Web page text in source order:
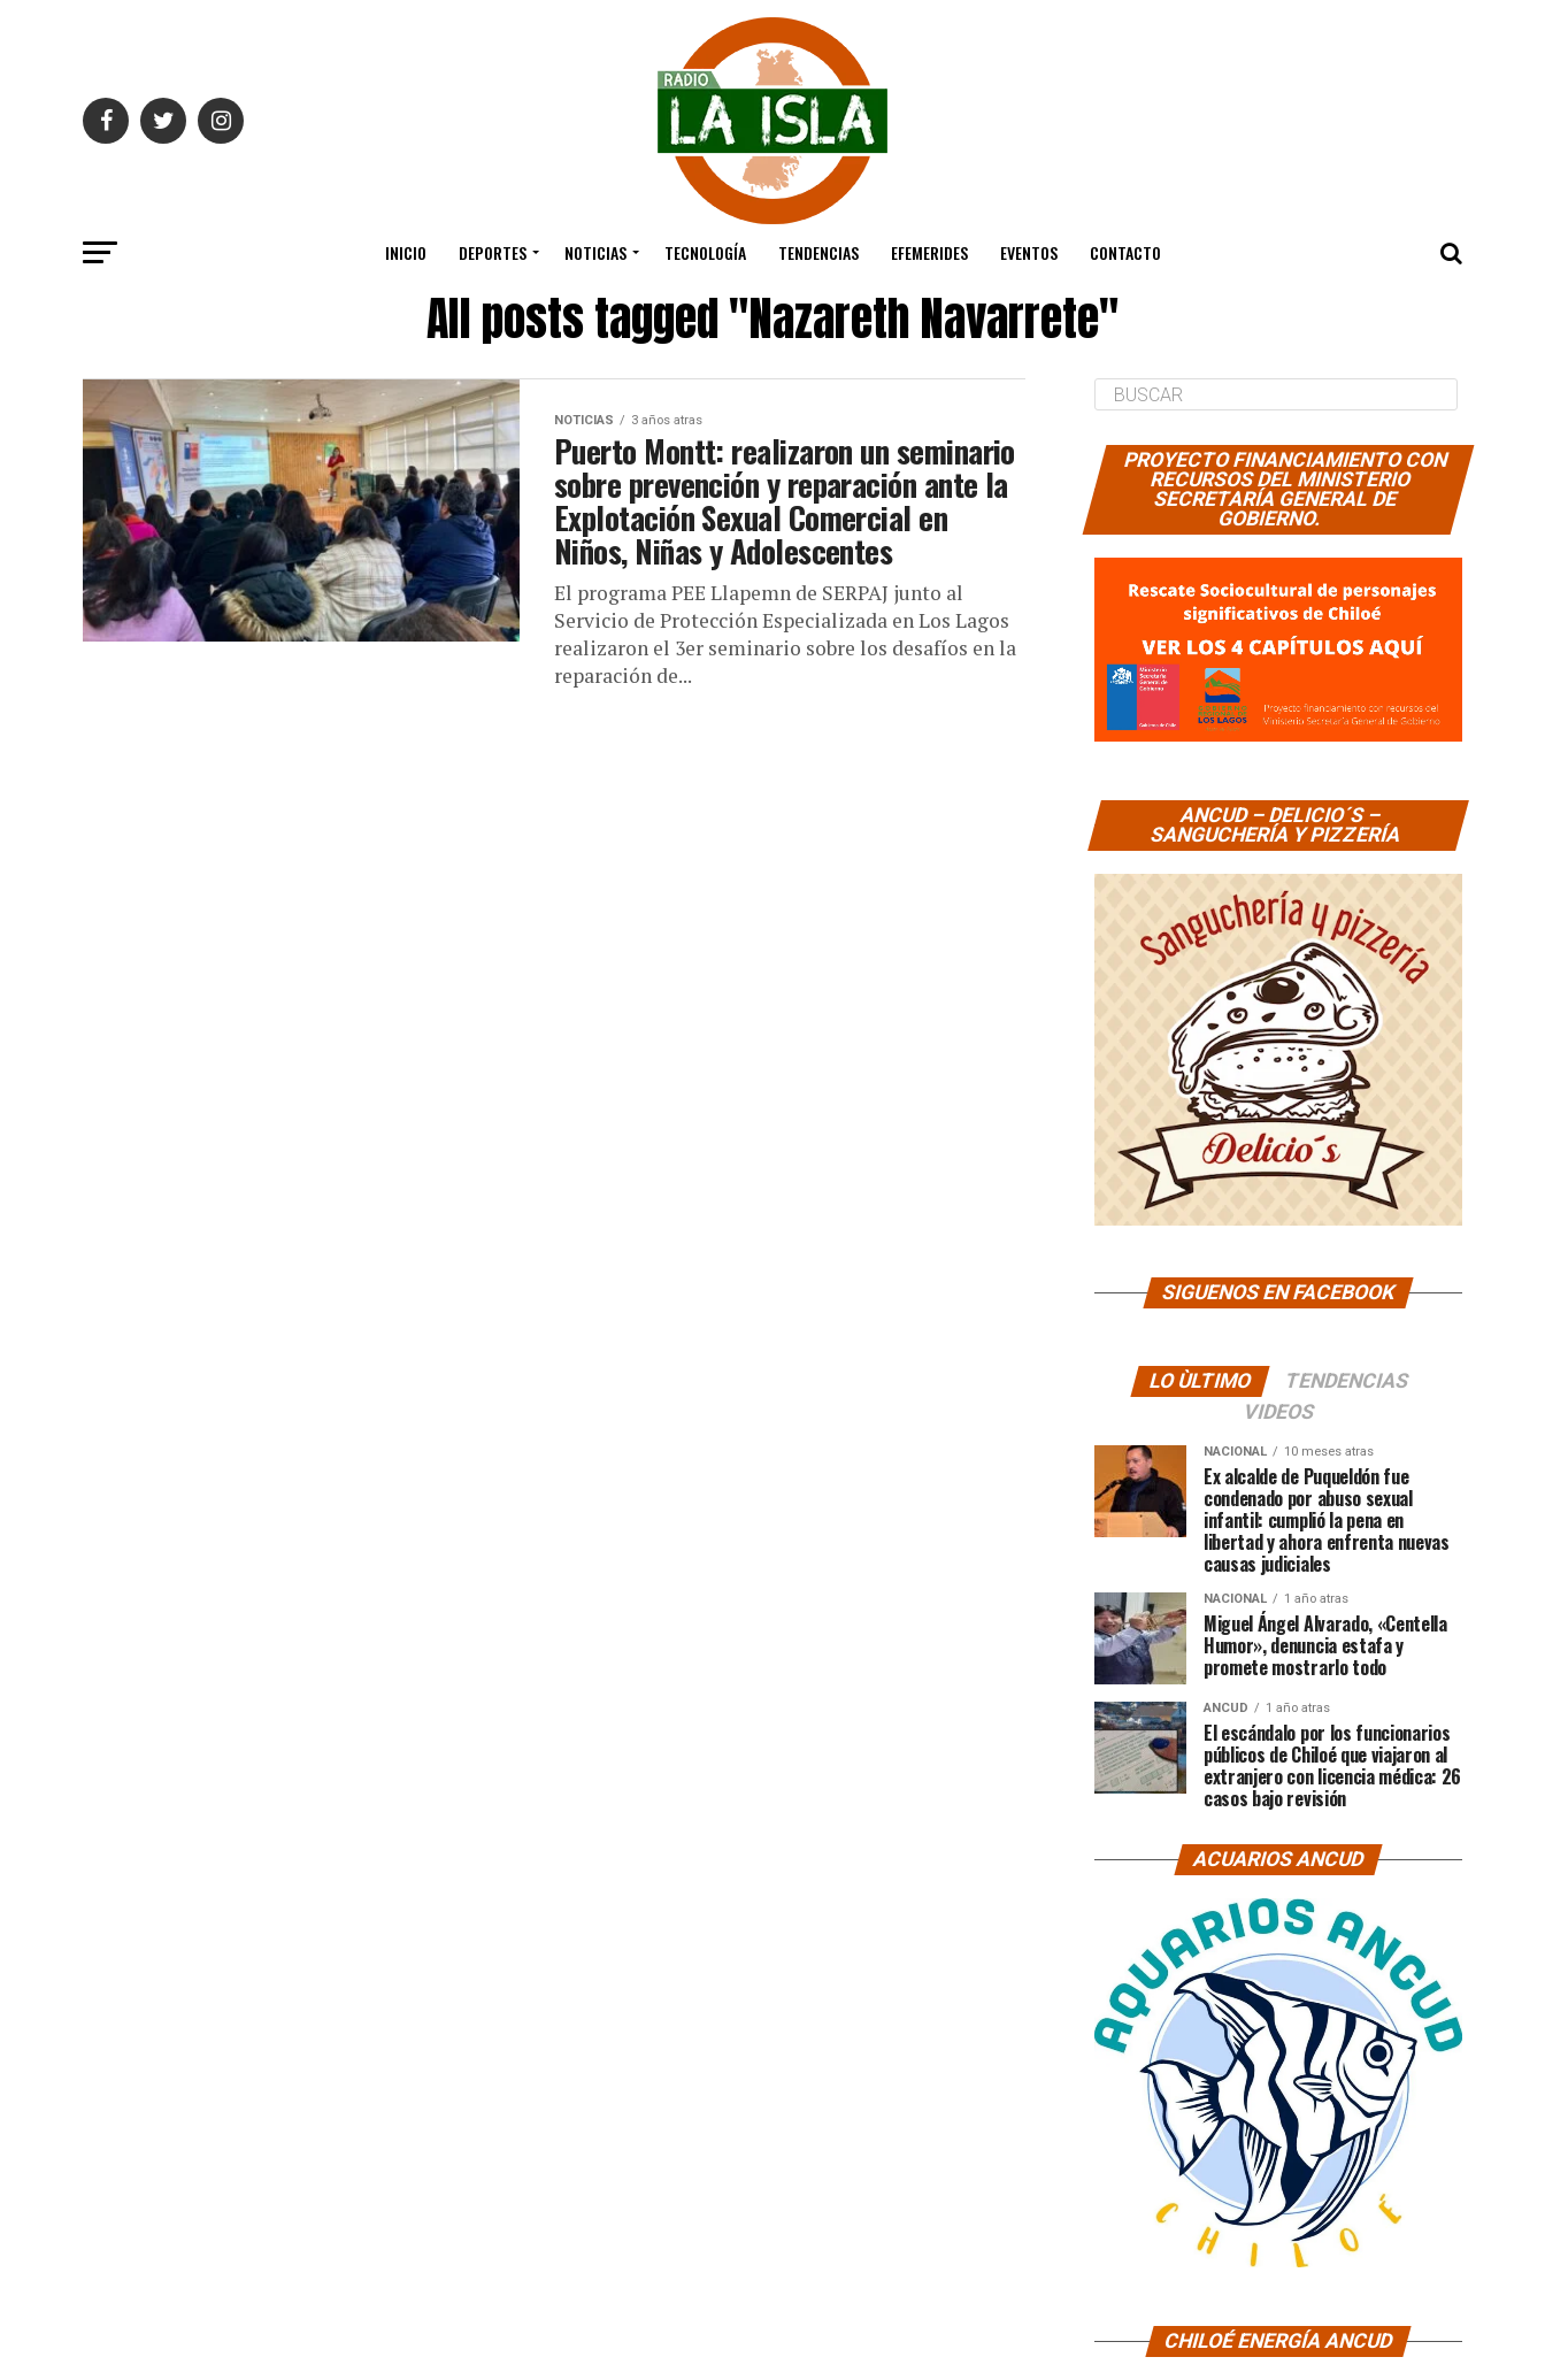
INICIO DEPORTES NOTICIAS TECNOLOGÍA TENDENCIAS EFEMERIDES EVENTOS CONTACTO
All posts tagged "Nazareth Navarrete"
NOTICIAS 3 años atras
Puerto Montt: realizaron un seminario
sobre prevención y reparación ante la
Explotación Sexual Comercial en
Niños, Niñas y Adolescentes
El programa PEE Llapemn de SERPAJ junto al
Servicio de Protección Especializada en Los Lagos
realizaron el 3er seminario sobre los desafíos en la
reparación de...
PROYECTO FINANCIAMIENTO CON
RECURSOS DEL MINISTERIO
SECRETARÍA GENERAL DE
GOBIERNO.
ANCUD – DELICIO´S –
SANGUCHERÍA Y PIZZERÍA
SIGUENOS EN FACEBOOK
LO ÙLTIMO
TENDENCIAS
VIDEOS
NACIONAL 10 meses atras
Ex alcalde de Puqueldón fue
condenado por abuso sexual
infantil: cumplió la pena en
libertad y ahora enfrenta nuevas
causas judiciales
NACIONAL 1 año atras
Miguel Ángel Alvarado, «Centella
Humor», denuncia estafa y
promete mostrarlo todo
ANCUD 1 año atras
El escándalo por los funcionarios
públicos de Chiloé que viajaron al
extranjero con licencia médica: 26
casos bajo revisión
ACUARIOS ANCUD
CHILOÉ ENERGÍA ANCUD